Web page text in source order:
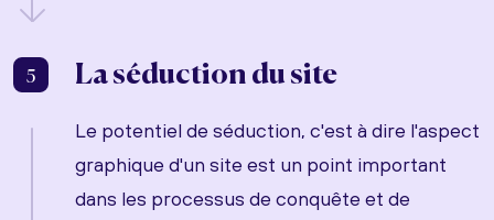
5 La séduction du site
Le potentiel de séduction, c'est à dire l'aspect
graphique d'un site est un point important
dans les processus de conquête et de